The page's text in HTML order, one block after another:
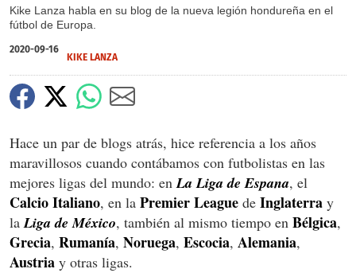
Kike Lanza habla en su blog de la nueva legión hondureña en el
fútbol de Europa.
2020-09-16
KIKE LANZA
Hace un par de blogs atrás, hice referencia a los años
maravillosos cuando contábamos con futbolistas en las
mejores ligas del mundo: enLa Liga de Espana, el
Calcio Italiano, en la Premier League de Inglaterra y
laLiga de México, también al mismo tiempo en Bélgica,
Grecia, Rumanía, Noruega, Escocia, Alemania,
Austria y otras ligas.